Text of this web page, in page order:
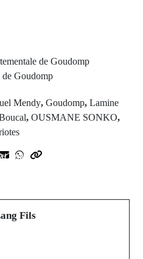
de Goudomp
de Goudomp
Mendy,Goudomp,Lamine
,OUSMANE SONKO,
Post
Post
Diomaye Faye
Fils